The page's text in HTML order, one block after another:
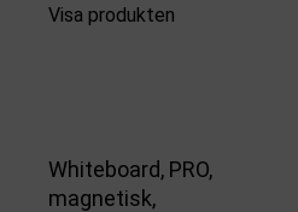
Visa produkten
Whiteboard, PRO,
magnetisk,